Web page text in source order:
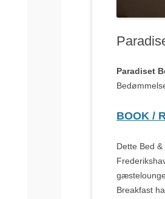
Paradiset
BOOK /
Dette Bed
Breakfast